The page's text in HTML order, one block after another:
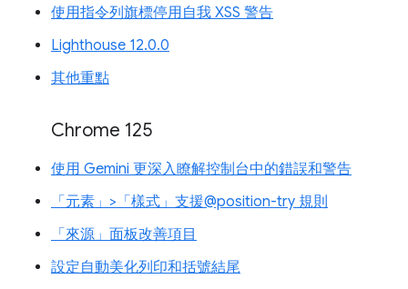
使用指令列旗標停用自我 XSS 警告
Lighthouse 12.0.0
其他重點
Chrome 125
使用 Gemini 更深入瞭解控制台中的錯誤和警告
「元素」>「樣式」支援@position-try 規則
「來源」面板改善項目
設定自動美化列印和括號結尾